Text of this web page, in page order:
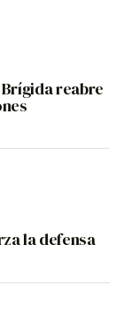
Brígida reabre
la defensa